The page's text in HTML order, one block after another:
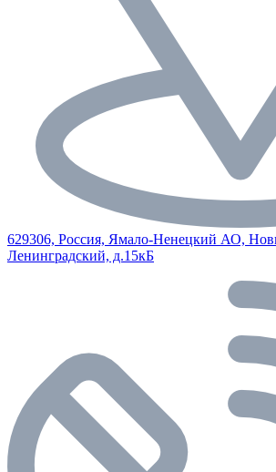
629306, Россия, Ямало-Ненецкий АО,
Ленинградский, д.15кБ